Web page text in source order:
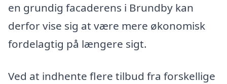
en grundig facaderens i Brundby kan
derfor vise sig at være mere økonomisk
fordelagtig på længere sigt.
Ved at indhente flere tilbud fra forskellige